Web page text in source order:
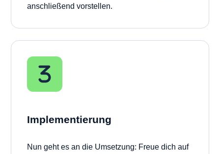
anschließend vorstellen.
Implementierung
Nun geht es an die Umsetzung: Freue dich auf